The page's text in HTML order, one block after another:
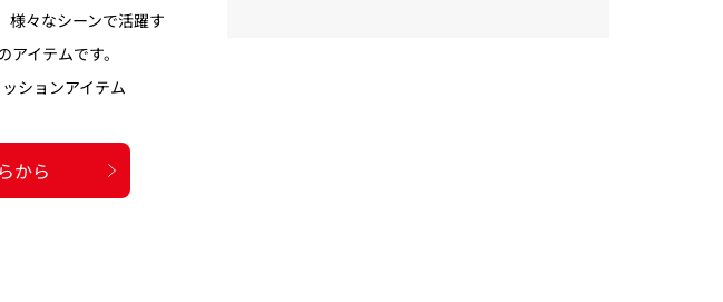
様々なシーンで活躍す
イテムです。
ションアイテム
から